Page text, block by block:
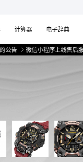
计算器 电子辞典
微信小程序上线售后服务公告